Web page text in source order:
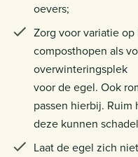
oevers;
Zorg voor variatie
composthopen als
overwinteringsplek
voor de egel. Ook
passen hierbij.
deze kunnen
Laat de egel zich